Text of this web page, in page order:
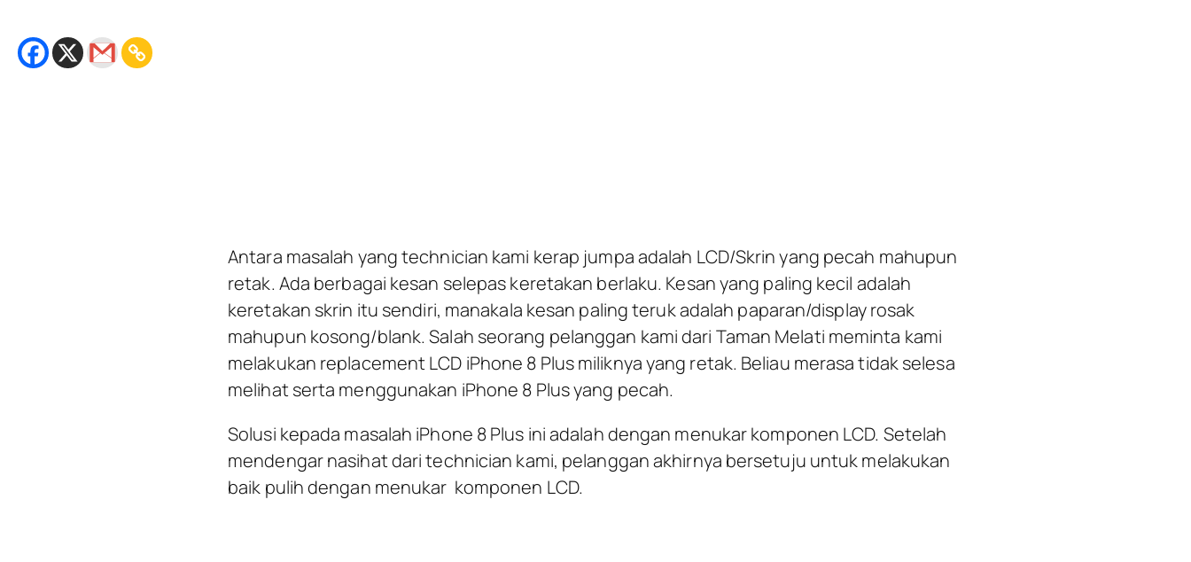
Antara masalah yang technician kami kerap jumpa adalah LCD/Skrin yang pecah mahupun
retak. Ada berbagai kesan selepas keretakan berlaku. Kesan yang paling kecil adalah
keretakan skrin itu sendiri, manakala kesan paling teruk adalah paparan/display rosak
mahupun kosong/blank. Salah seorang pelanggan kami dari Taman Melati meminta kami
melakukan replacement LCD iPhone 8 Plus miliknya yang retak. Beliau merasa tidak selesa
melihat serta menggunakan iPhone 8 Plus yang pecah.
Solusi kepada masalah iPhone 8 Plus ini adalah dengan menukar komponen LCD. Setelah
mendengar nasihat dari technician kami, pelanggan akhirnya bersetuju untuk melakukan
baik pulih dengan menukar komponen LCD.